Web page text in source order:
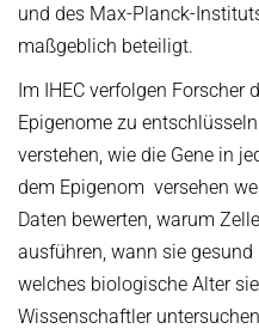
und des Max-Planck-
maßgeblich beteiligt.
Im IHEC verfolgen Forscher
Epigenome zu
verstehen, wie die Gene in
dem Epigenom versehen
Daten bewerten, warum
ausführen, wann sie
welches biologische Alter
Wissenschaftler